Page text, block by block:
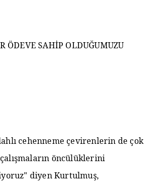
ÖDEVE SAHİP OLDUĞUMUZU
cehenneme çevirenlerin de çok
öncülüklerini
diyen Kurtulmuş,